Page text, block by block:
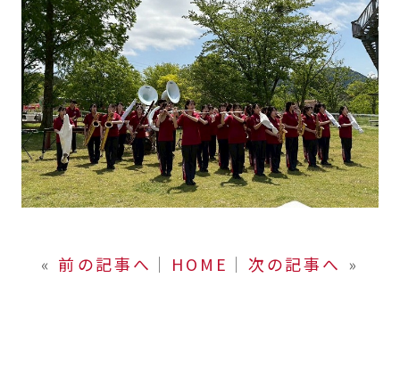
« 前の記事へ │ HOME │ 次の記事へ »